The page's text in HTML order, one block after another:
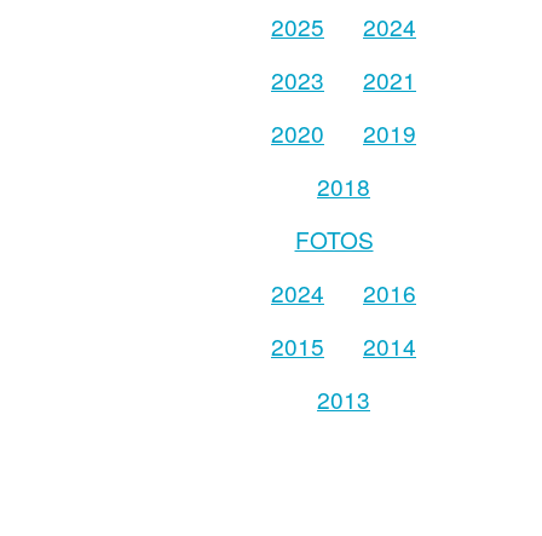
2025
2024
2023
2021
2020
2019
2018
FOTOS
2024
2016
2015
2014
2013